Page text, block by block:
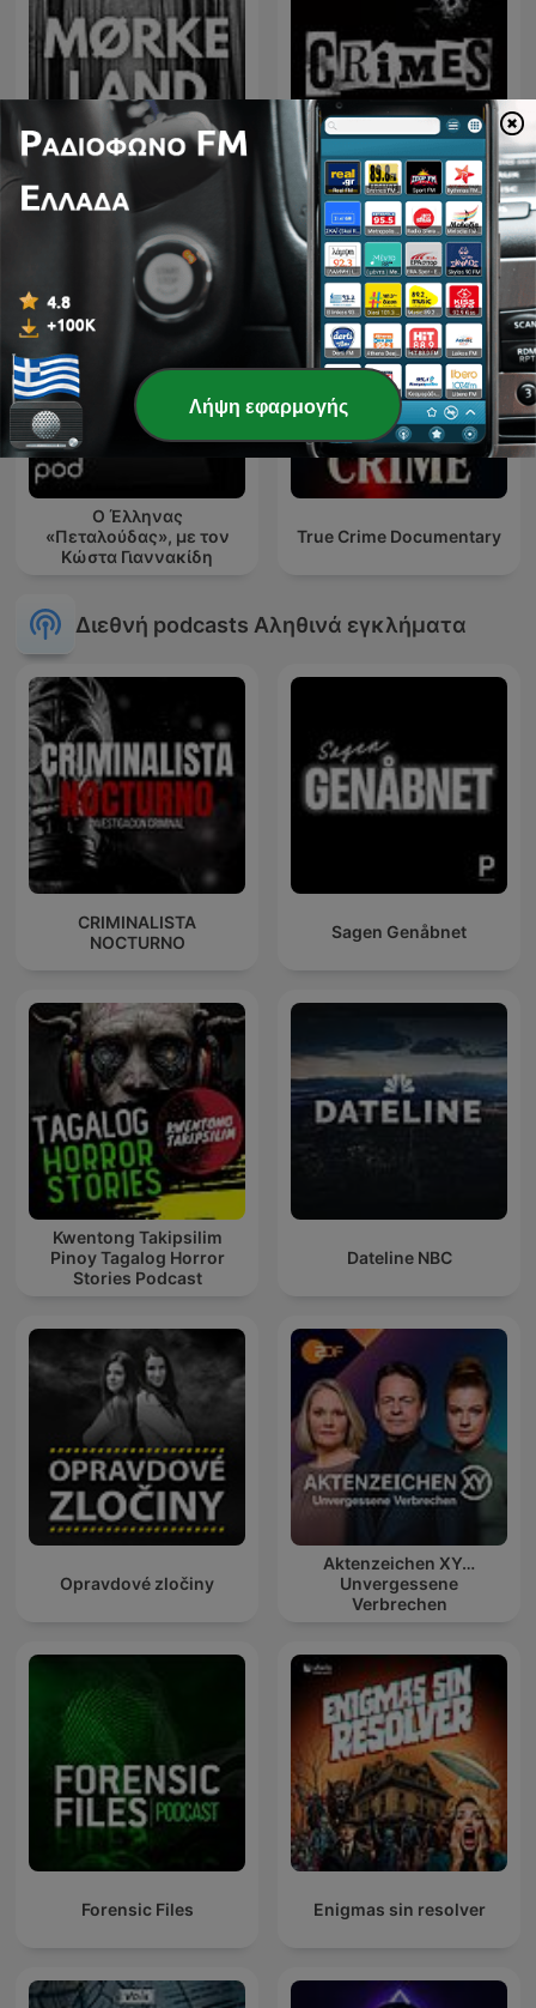
Mørkeland CRIMES • Histoires Vraies
Ο Έλληνας
«Πεταλούδας», με τον
Κώστα Γιαννακίδη
True Crime Documentary
Διεθνή podcasts Αληθινά εγκλήματα
CRIMINALISTA
NOCTURNO
Sagen Genåbnet
Kwentong Takipsilim
Pinoy Tagalog Horror
Stories Podcast
Dateline NBC
Opravdové zločiny
Aktenzeichen XY…
Unvergessene
Verbrechen
Forensic Files Enigmas sin resolver
Λήψη εφαρμογής